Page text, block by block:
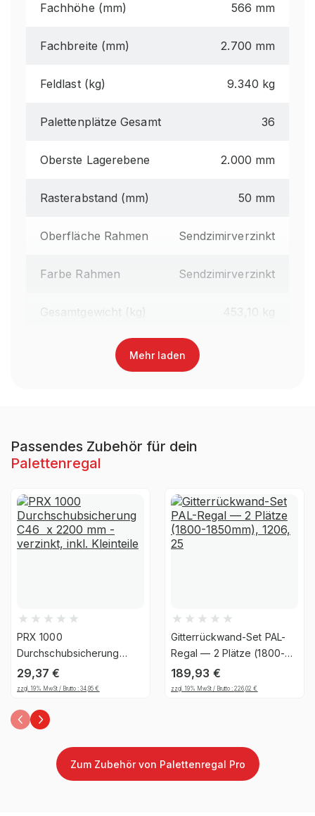
Fachhöhe (mm) 566 mm
Fachbreite (mm) 2.700 mm
Feldlast (kg) 9.340 kg
Palettenplätze Gesamt 36
Oberste Lagerebene 2.000 mm
Rasterabstand (mm) 50 mm
Oberfläche Rahmen Sendzimirverzinkt
Farbe Rahmen Sendzimirverzinkt
Gesamtgewicht (kg) 453,10 kg
Regalhöhe gesamt (mm)
Farbe Traversen
Material Stahl
UV-
Ja, jedoch nicht für die
Garantiezeit 10 Jahre
Brancheneignung
Handwerk & Werkstatt,
Industrie & Fertigung,
Auto & Garage, E-
Montageart schraubbar
Mehr laden
Passendes Zubehör für dein
Palettenregal
PRX 1000
Durchschubsicherung
C46 x 2200 mm -
verzinkt, inkl. Kleinteile
29,37€
zzgl. 19% MwSt / Brutto :34,95€
Gitterrückwand-Set PAL-
Regal — 2 Plätze (1800-
1850mm), 1206, 25
189,93 €
zzgl. 19% MwSt / Brutto :226,02€
Zum Zubehör von Palettenregal Pro